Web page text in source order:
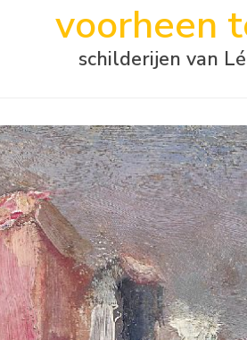
voorheen
schilderijen van